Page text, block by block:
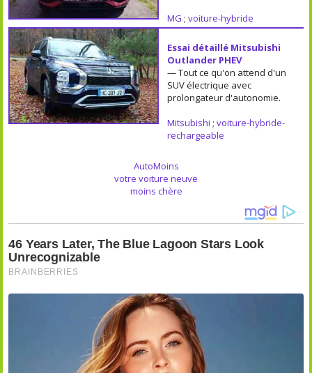
MG ; voiture-hybride
Essai détaillé Mitsubishi
Outlander PHEV
— Tout ce qu'on attend d'un
SUV électrique avec
prolongateur d'autonomie.
Mitsubishi ; voiture-hybride-
rechargeable
AutoMoins
votre voiture neuve
moins chère